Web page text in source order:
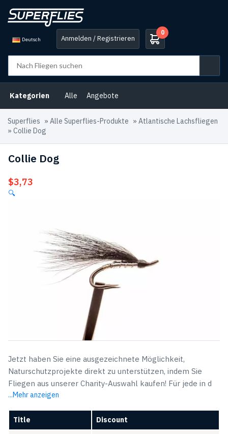
Deutsch Anmelden / Registrieren
0
Kategorien Alle Angebote
Superflies » Alle Superflies-Produkte » Atlantische Lachsfliegen
» Collie Dog
Collie Dog
$3,73
🔍
Jetzt haben Sie eine ausgezeichnete Möglichkeit,
Naturschutzprojekte direkt zu unterstützen, indem Sie
Fliegen aus unserer Charity-Auswahl kaufen! Für jede in d
...Mehr anzeigen
Title Discount